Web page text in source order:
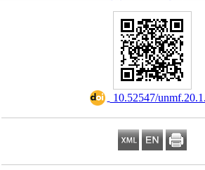
10.52547/